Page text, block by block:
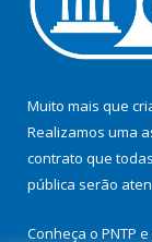
Muito mais que
Realizamos uma
contrato que
pública serão
Conheça o PNTP e